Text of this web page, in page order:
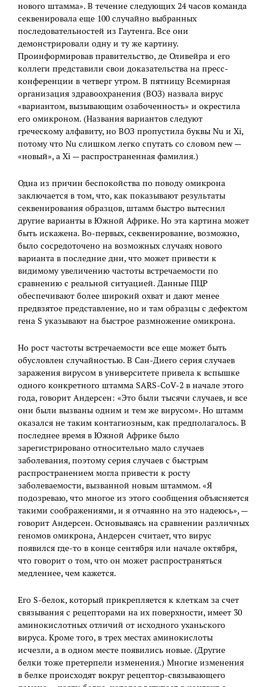
нового штамма». В течение следующих 24 часов команда
секвенировала еще 100 случайно выбранных
последовательностей из Гаутенга. Все они
демонстрировали одну и ту же картину.
Проинформировав правительство, де Оливейра и его
коллеги представили свои доказательства на пресс-
конференции в четверг утром. В пятницу Всемирная
организация здравоохранения (ВОЗ) назвала вирус
«вариантом, вызывающим озабоченность» и окрестила
его омикроном. (Названия вариантов следуют
греческому алфавиту, но ВОЗ пропустила буквы Nu и Xi,
потому что Nu слишком легко спутать со словом new —
«новый», а Xi — распространенная фамилия.)
Одна из причин беспокойства по поводу омикрона
заключается в том, что, как показывают результаты
секвенирования образцов, штамм быстро вытеснил
другие варианты в Южной Африке. Но эта картина может
быть искажена. Во-первых, секвенирование, возможно,
было сосредоточено на возможных случаях нового
варианта в последние дни, что может привести к
видимому увеличению частоты встречаемости по
сравнению с реальной ситуацией. Данные ПЦР
обеспечивают более широкий охват и дают менее
предвзятое представление, но и там образцы с дефектом
гена S указывают на быстрое размножение омикрона.
Но рост частоты встречаемости все еще может быть
обусловлен случайностью. В Сан-Диего серия случаев
заражения вирусом в университете привела к вспышке
одного конкретного штамма SARS-CoV-2 в начале этого
года, говорит Андерсен: «Это были тысячи случаев, и все
они были вызваны одним и тем же вирусом». Но штамм
оказался не таким контагиозным, как предполагалось. В
последнее время в Южной Африке было
зарегистрировано относительно мало случаев
заболевания, поэтому серия случаев с быстрым
распространением могла привести к росту
заболеваемости, вызванной новым штаммом. «Я
подозреваю, что многое из этого сообщения объясняется
такими соображениями, и я отчаянно на это надеюсь», —
говорит Андерсен. Основываясь на сравнении различных
геномов омикрона, Андерсен считает, что вирус
появился где-то в конце сентября или начале октября,
что говорит о том, что он может распространяться
медленнее, чем кажется.
Его S-белок, который прикрепляется к клеткам за счет
связывания с рецепторами на их поверхности, имеет 30
аминокислотных отличий от исходного уханьского
вируса. Кроме того, в трех местах аминокислоты
исчезли, а в одном месте появились новые. (Другие
белки тоже претерпели изменения.) Многие изменения
в белке происходят вокруг рецептор-связывающего